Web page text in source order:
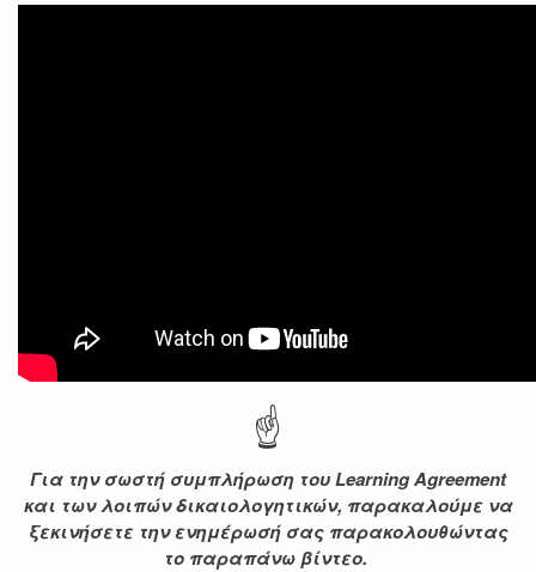
☝
Για την σωστή συμπλήρωση του Learning Agreement
και των λοιπών δικαιολογητικών, παρακαλούμε να
ξεκινήσετε την ενημέρωσή σας παρακολουθώντας
το παραπάνω βίντεο.